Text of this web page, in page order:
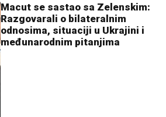
Macut se sastao sa Zelenskim:
Razgovarali o bilateralnim
odnosima, situaciji u Ukrajini i
međunarodnim pitanjima